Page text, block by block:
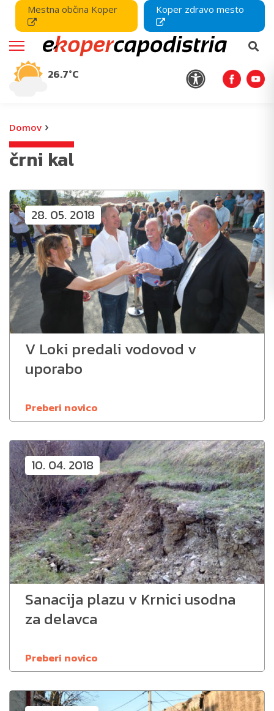
Mestna občina Koper Koper zdravo mesto
26.7°C
Domov ›
črni kal
28. 05. 2018
V Loki predali vodovod v
uporabo
Preberi novico
10. 04. 2018
Sanacija plazu v Krnici usodna
za delavca
Preberi novico